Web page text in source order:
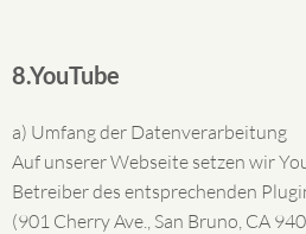
8.YouTube
a) Umfang der Datenverarbeitung
Auf unserer Webseite setzen wir
Betreiber des entsprechenden
(901 Cherry Ave., San Bruno, CA